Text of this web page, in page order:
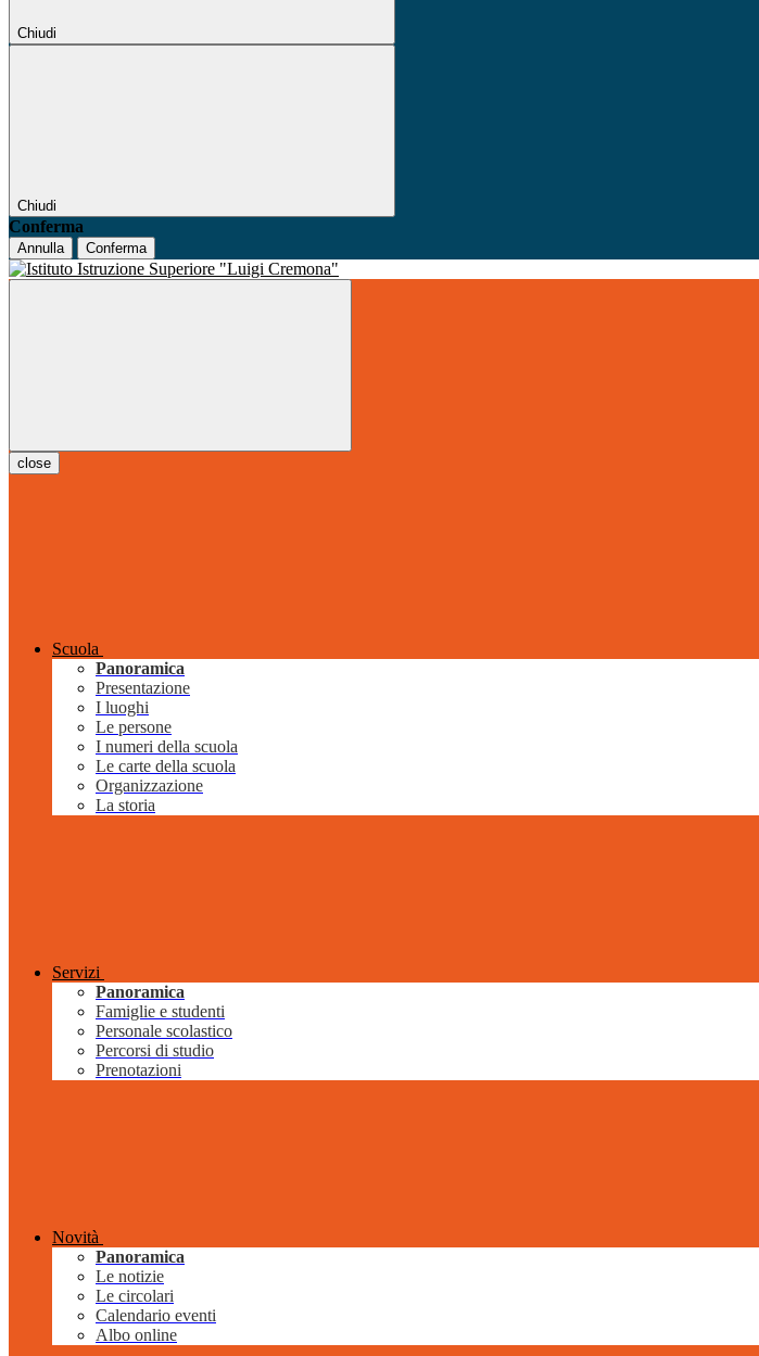
Chiudi
Chiudi
Conferma
Annulla Conferma
close
Scuola
Panoramica
Presentazione
I luoghi
Le persone
I numeri della scuola
Le carte della scuola
Organizzazione
La storia
Servizi
Panoramica
Famiglie e studenti
Personale scolastico
Percorsi di studio
Prenotazioni
Novità
Panoramica
Le notizie
Le circolari
Calendario eventi
Albo online